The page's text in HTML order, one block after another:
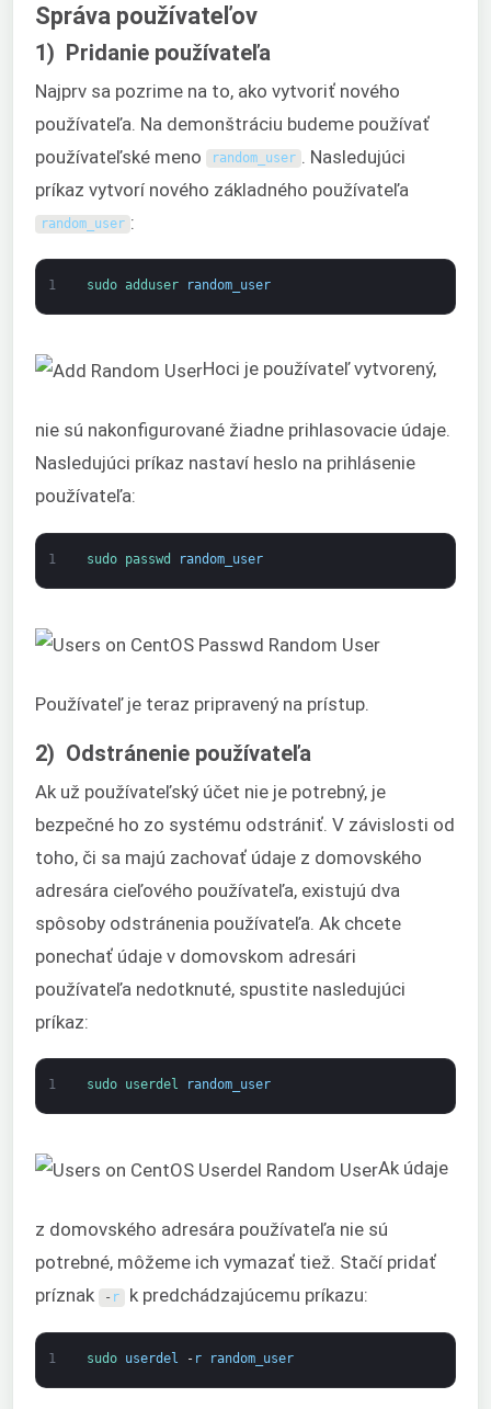
Správa používateľov
1) Pridanie používateľa
Najprv sa pozrime na to, ako vytvoriť nového
používateľa. Na demonštráciu budeme používať
používateľské meno
random_user . Nasledujúci
príkaz vytvorí nového základného používateľa
random_user :
1 sudo adduser random_user
Hoci je používateľ vytvorený,
nie sú nakonfigurované žiadne prihlasovacie údaje.
Nasledujúci príkaz nastaví heslo na prihlásenie
používateľa:
1 sudo passwd random_user
Používateľ je teraz pripravený na prístup.
2) Odstránenie používateľa
Ak už používateľský účet nie je potrebný, je
bezpečné ho zo systému odstrániť. V závislosti od
toho, či sa majú zachovať údaje z domovského
adresára cieľového používateľa, existujú dva
spôsoby odstránenia používateľa. Ak chcete
ponechať údaje v domovskom adresári
používateľa nedotknuté, spustite nasledujúci
príkaz:
1 sudo userdel random_user
Ak údaje
z domovského adresára používateľa nie sú
potrebné, môžeme ich vymazať tiež. Stačí pridať
príznak
- r k predchádzajúcemu príkazu:
1 sudo userdel - r random_user